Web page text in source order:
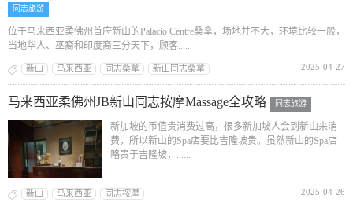
同志旅游
位于马来西亚柔佛州首府新山的Palacio Centre桑拿，场地并不大，环境比较一般，
当地华人、巫裔和印度裔三分天下，顾客......
新山 马来西亚 同志桑拿 新山同志桑拿 2025-04-27
马来西亚柔佛州JB新山同志按摩Massage全攻略 同志旅游
新加坡的币值贵消费过高，很多新加坡人会到新山来消
费，所以新山的Spa店要比吉隆坡贵。虽然新山的Spa店
略贵于吉隆坡，......
新山 马来西亚 同志按摩 2025-04-26